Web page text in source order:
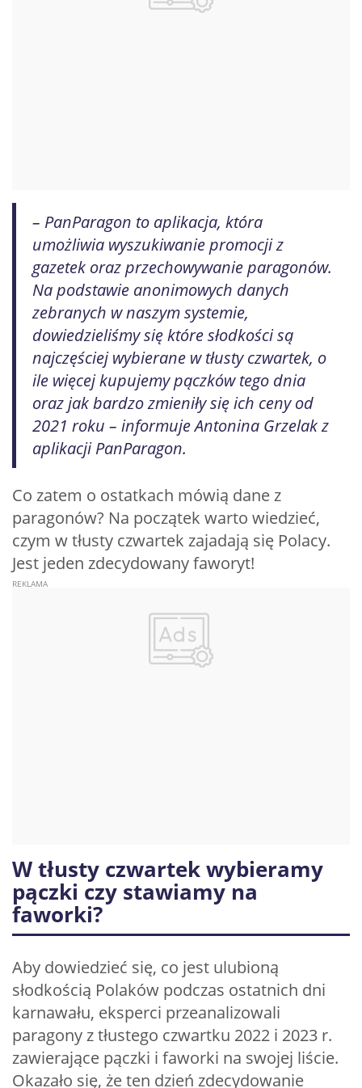
– PanParagon to aplikacja, która
umożliwia wyszukiwanie promocji z
gazetek oraz przechowywanie paragonów.
Na podstawie anonimowych danych
zebranych w naszym systemie,
dowiedzieliśmy się które słodkości są
najczęściej wybierane w tłusty czwartek, o
ile więcej kupujemy pączków tego dnia
oraz jak bardzo zmieniły się ich ceny od
2021 roku – informuje Antonina Grzelak z
aplikacji PanParagon.
Co zatem o ostatkach mówią dane z
paragonów? Na początek warto wiedzieć,
czym w tłusty czwartek zajadają się Polacy.
Jest jeden zdecydowany faworyt!
W tłusty czwartek wybieramy
pączki czy stawiamy na
faworki?
Aby dowiedzieć się, co jest ulubioną
słodkością Polaków podczas ostatnich dni
karnawału, eksperci przeanalizowali
paragony z tłustego czwartku 2022 i 2023 r.
zawierające pączki i faworki na swojej liście.
Okazało się, że ten dzień zdecydowanie